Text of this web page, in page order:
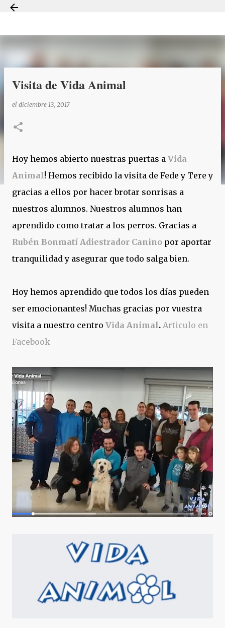
Visita de Vida Animal
el diciembre 13, 2017
Hoy hemos abierto nuestras puertas a Vida
Animal! Hemos recibido la visita de Fede y Tere y
gracias a ellos por hacer brotar sonrisas a
nuestros alumnos. Nuestros alumnos han
aprendido como tratar a los perros. Gracias a
Rubén Bonmatí Adiestrador Canino por aportar
tranquilidad y asegurar que todo salga bien.
Hoy hemos aprendido que todos los días pueden
ser emocionantes! Muchas gracias por vuestra
visita a nuestro centro Vida Animal. Articulo en
Facebook